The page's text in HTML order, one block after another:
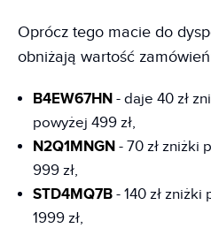
Oprócz tego macie do
obniżają wartość
B4EW67HN - daje 40 zł
powyżej 499 zł,
N2Q1MNGN - 70 zł zniżki
999 zł,
STD4MQ7B - 140 zł
1999 zł,